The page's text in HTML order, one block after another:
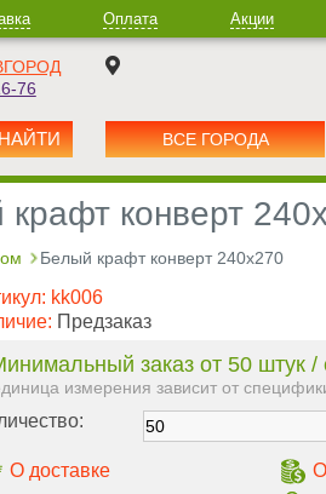
Оплата Акции
76
ВСЕ ГОРОДА
конверт
Белый крафт конверт 240х270
kk006
Предзаказ
заказ от 50 штук /
измерения зависит от
О доставке